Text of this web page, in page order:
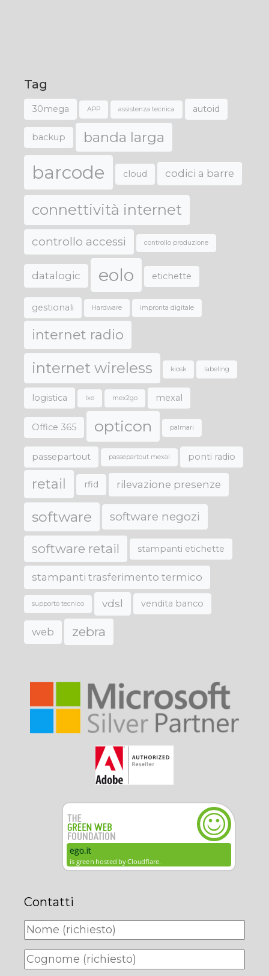
Tag
30mega APP assistenza tecnica autoid
backup banda larga
barcode cloud codici a barre
connettività internet
controllo accessi controllo produzione
datalogic eolo etichette
gestionali Hardware impronta digitale
internet radio
internet wireless kiosk labeling
logistica lxe mex2go mexal
Office 365 opticon palmari
passepartout passepartout mexal ponti radio
retail rfid rilevazione presenze
software software negozi
software retail stampanti etichette
stampanti trasferimento termico
supporto tecnico vdsl vendita banco
web zebra
Contatti